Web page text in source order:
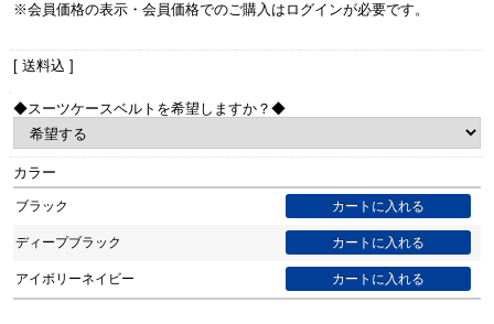
[ 送料込 ]
◆スーツケースベルトを希望しますか？◆
カラー
ブラック
ディープブラック
アイボリーネイビー